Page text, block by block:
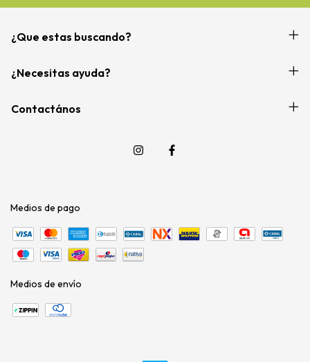
¿Que estas buscando?
¿Necesitas ayuda?
Contactános
Medios de pago
Medios de envío